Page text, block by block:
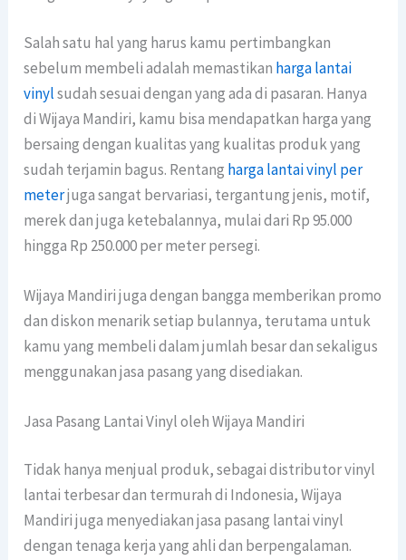
Salah satu hal yang harus kamu pertimbangkan
sebelum membeli adalah memastikan harga lantai
vinylsudah sesuai dengan yang ada di pasaran. Hanya
di Wijaya Mandiri, kamu bisa mendapatkan harga yang
bersaing dengan kualitas yang kualitas produk yang
sudah terjamin bagus. Rentang harga lantai vinyl per
meterjuga sangat bervariasi, tergantung jenis, motif,
merek dan juga ketebalannya, mulai dari Rp 95.000
hingga Rp 250.000 per meter persegi.
Wijaya Mandiri juga dengan bangga memberikan promo
dan diskon menarik setiap bulannya, terutama untuk
kamu yang membeli dalam jumlah besar dan sekaligus
menggunakan jasa pasang yang disediakan.
Jasa Pasang Lantai Vinyl oleh Wijaya Mandiri
Tidak hanya menjual produk, sebagai distributor vinyl
lantai terbesar dan termurah di Indonesia, Wijaya
Mandiri juga menyediakan jasa pasang lantai vinyl
dengan tenaga kerja yang ahli dan berpengalaman.